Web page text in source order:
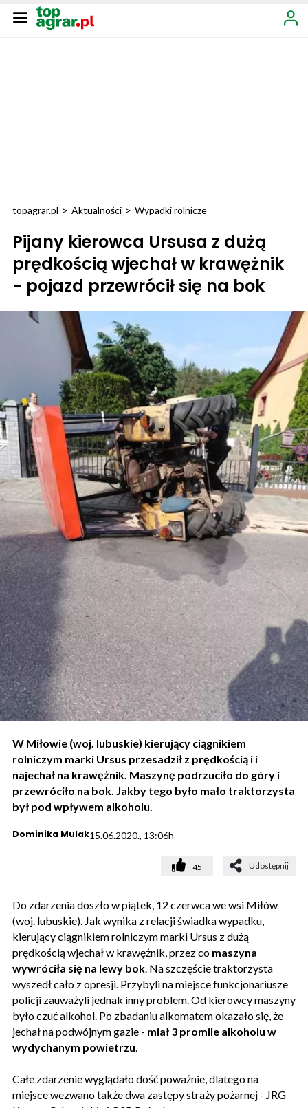
topagrar.pl > Aktualności > Wypadki rolnicze
Pijany kierowca Ursusa z dużą
prędkością wjechał w krawężnik
- pojazd przewrócił się na bok
W Miłowie (woj. lubuskie) kierujący ciągnikiem
rolniczym marki Ursus przesadził z prędkością i i
najechał na krawężnik. Maszynę podrzuciło do góry i
przewróciło na bok. Jakby tego było mało traktorzysta
był pod wpływem alkoholu.
Dominika Mulak15.06.2020., 13:06h
45 Udostępnij
Do zdarzenia doszło w piątek, 12 czerwca we wsi Miłów
(woj. lubuskie). Jak wynika z relacji świadka wypadku,
kierujący ciągnikiem rolniczym marki Ursus z dużą
prędkością wjechał w krawężnik, przez co maszyna
wywróciła się na lewy bok. Na szczęście traktorzysta
wyszedł cało z opresji. Przybyli na miejsce funkcjonariusze
policji zauważyli jednak inny problem. Od kierowcy maszyny
było czuć alkohol. Po zbadaniu alkomatem okazało się, że
jechał na podwójnym gazie - miał 3 promile alkoholu w
wydychanym powietrzu.
Całe zdarzenie wyglądało dość poważnie, dlatego na
miejsce wezwano także dwa zastępy straży pożarnej - JRG